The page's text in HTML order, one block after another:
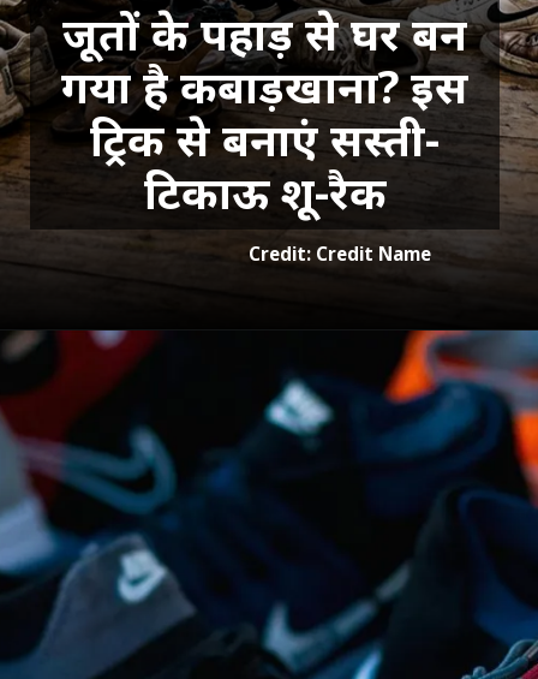
जूतों के पहाड़ से घर बन
गया है कबाड़खाना? इस
ट्रिक से बनाएं सस्ती-
टिकाऊ शू-रैक
Credit: Credit Name